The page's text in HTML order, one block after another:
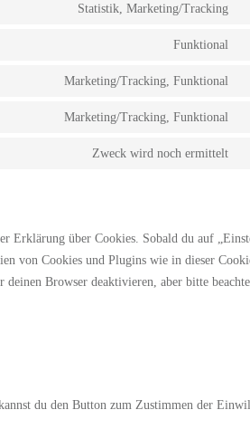
Statistik, Marketing/Tracking
Funktional
Marketing/Tracking, Funktional
Marketing/Tracking, Funktional
Zweck wird noch ermittelt
Erklärung über Cookies. Sobald du auf
von Cookies und Plugins wie in dieser
Browser deaktivieren, aber bitte
du den Button zum Zustimmen der